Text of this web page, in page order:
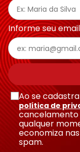
Endereço de
Escreva uma
Enviar
Informe seu email
Ao se
política de
qualquer
economiza
spam.